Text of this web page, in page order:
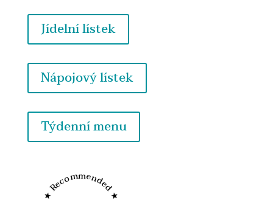
Jídelní lístek
Nápojový lístek
Týdenní menu
★ Recommended ★